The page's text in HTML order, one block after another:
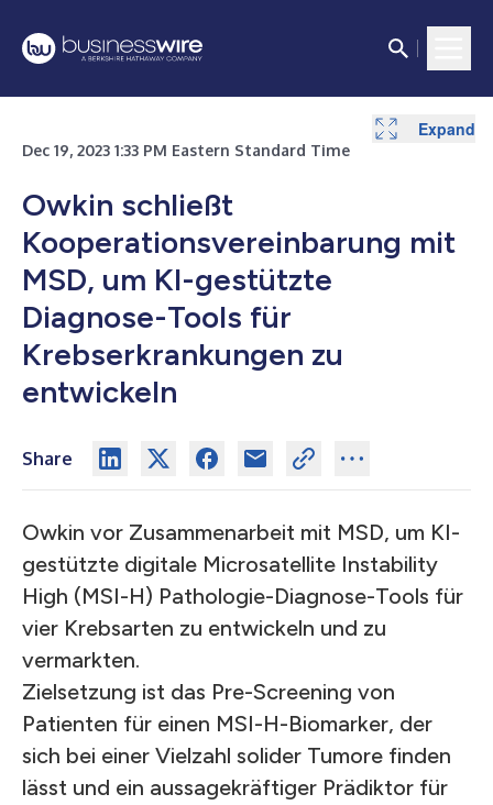
Dec 19, 2023 1:33 PM Eastern Standard Time
Owkin schließt
Kooperationsvereinbarung mit
MSD, um KI-gestützte
Diagnose-Tools für
Krebserkrankungen zu
entwickeln
Share
Owkin vor Zusammenarbeit mit MSD, um KI-
gestützte digitale Microsatellite Instability
High (MSI-H) Pathologie-Diagnose-Tools für
vier Krebsarten zu entwickeln und zu
vermarkten.
Zielsetzung ist das Pre-Screening von
Patienten für einen MSI-H-Biomarker, der
sich bei einer Vielzahl solider Tumore finden
lässt und ein aussagekräftiger Prädiktor für
Expand